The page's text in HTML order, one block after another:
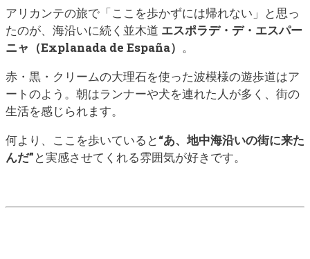
アリカンテの旅で「ここを歩かずには帰れない」と思っ
たのが、 海沿いに続く並木道 エスポラデ・デ・エスパー
ニャ（Explanada de España） 。
赤・黒・クリームの大理石を使った波模様の遊歩道はア
ートのよう。朝はランナーや犬を連れた人が多く、街の
生活を感じられます。
何より、ここを歩いていると“あ、地中海沿いの街に来た
んだ”と実感させてくれる雰囲気が好きです。